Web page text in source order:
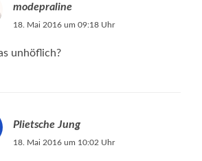
modepraline
18. Mai 2016 um 09:18 Uhr
unhöflich?
Plietsche Jung
18. Mai 2016 um 10:02 Uhr